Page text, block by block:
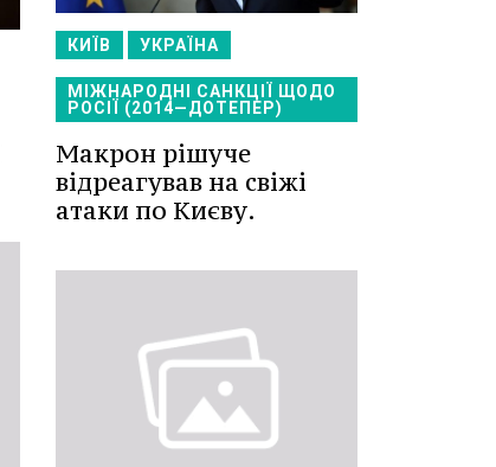
КИЇВ УКРАЇНА
МІЖНАРОДНІ САНКЦІЇ ЩОДО
РОСІЇ (2014—ДОТЕПЕР)
Макрон рішуче
відреагував на свіжі
атаки по Києву.